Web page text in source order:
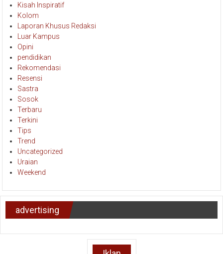
Kisah Inspiratif
Kolom
Laporan Khusus Redaksi
Luar Kampus
Opini
pendidikan
Rekomendasi
Resensi
Sastra
Sosok
Terbaru
Terkini
Tips
Trend
Uncategorized
Uraian
Weekend
advertising